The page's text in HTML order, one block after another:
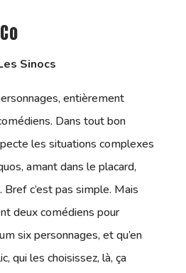
Sinocs
entièrement
Dans tout bon
les situations complexes
amant dans le placard,
c’est pas simple. Mais
deux comédiens pour
six personnages, et qu’en
qui les choisissez, là, ça